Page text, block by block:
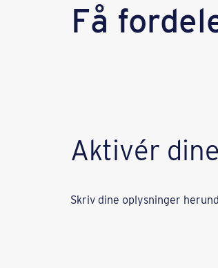
Få
Aktivér
Skriv dine oplysninger